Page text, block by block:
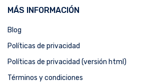
MÁS INFORMACIÓN
Blog
Políticas de privacidad
Políticas de privacidad (versión html)
Términos y condiciones